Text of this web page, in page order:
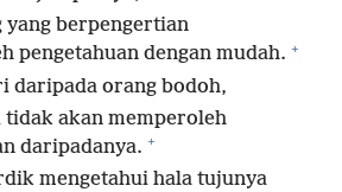
yang berpengertian
pengetahuan dengan mudah. +
daripada orang bodoh,
tidak akan memperoleh
daripadanya. +
mengetahui hala tujunya